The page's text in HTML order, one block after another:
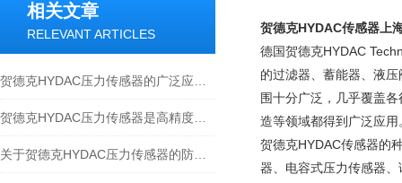
相关文章
RELEVANT ARTICLES 贺德克HYDAC传感器上
德国贺德克HYDAC
的过滤器、蓄能器、液
围十分广泛，几乎覆盖
造等领域都得到广泛应用
贺德克HYDAC传感器的
器、电容式压力传感器